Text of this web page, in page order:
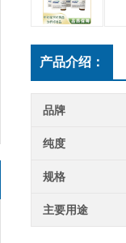
产品介绍：
品牌
纯度
规格
主要用途